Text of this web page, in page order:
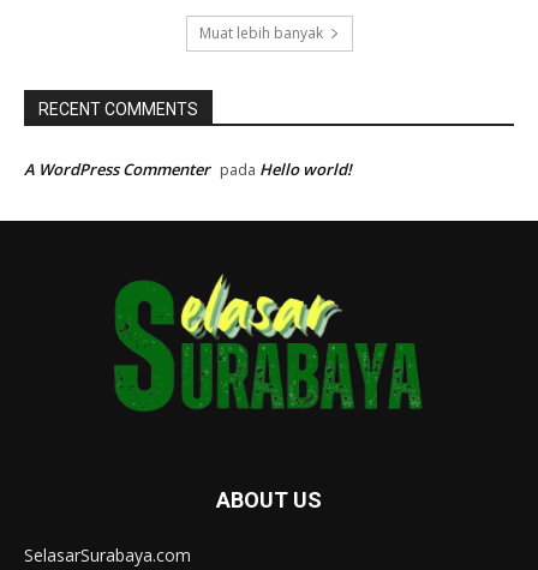
Muat lebih banyak
RECENT COMMENTS
A WordPress Commenter pada Hello world!
ABOUT US
SelasarSurabaya.com